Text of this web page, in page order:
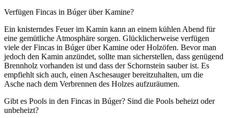
Verfügen Fincas in Búger über Kamine?
Ein knisterndes Feuer im Kamin kann an einem kühlen Abend für
eine gemütliche Atmosphäre sorgen. Glücklicherweise verfügen
viele der Fincas in Búger über Kamine oder Holzöfen. Bevor man
jedoch den Kamin anzündet, sollte man sicherstellen, dass genügend
Brennholz vorhanden ist und dass der Schornstein sauber ist. Es
empfiehlt sich auch, einen Aschesauger bereitzuhalten, um die
Asche nach dem Verbrennen des Holzes aufzuräumen.
Gibt es Pools in den Fincas in Búger? Sind die Pools beheizt oder
unbeheizt?